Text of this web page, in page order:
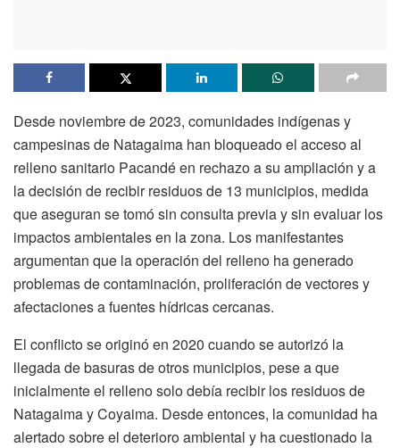
Desde noviembre de 2023, comunidades indígenas y
campesinas de Natagaima han bloqueado el acceso al
relleno sanitario Pacandé en rechazo a su ampliación y a
la decisión de recibir residuos de 13 municipios, medida
que aseguran se tomó sin consulta previa y sin evaluar los
impactos ambientales en la zona. Los manifestantes
argumentan que la operación del relleno ha generado
problemas de contaminación, proliferación de vectores y
afectaciones a fuentes hídricas cercanas.
El conflicto se originó en 2020 cuando se autorizó la
llegada de basuras de otros municipios, pese a que
inicialmente el relleno solo debía recibir los residuos de
Natagaima y Coyaima. Desde entonces, la comunidad ha
alertado sobre el deterioro ambiental y ha cuestionado la